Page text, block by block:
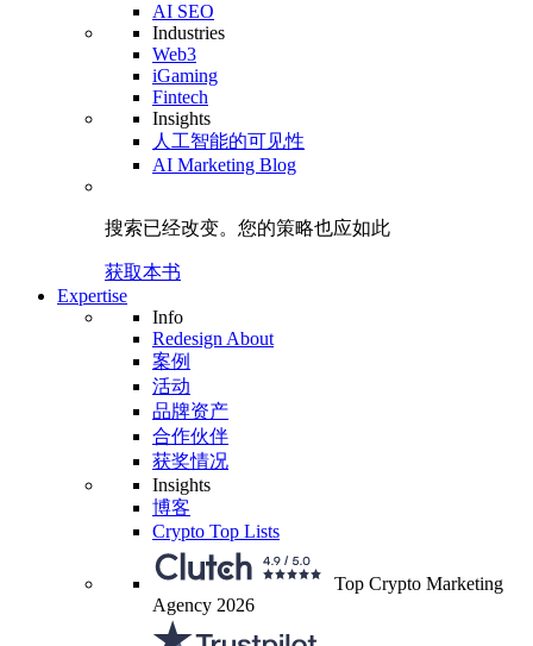
AI SEO
Industries
Web3
iGaming
Fintech
Insights
人工智能的可见性
AI Marketing Blog
搜索已经改变。 您的策略也应如此
获取本书
Expertise
Info
Redesign About
案例
活动
品牌资产
合作伙伴
获奖情况
Insights
博客
Crypto Top Lists
Top Crypto Marketing
Agency 2026